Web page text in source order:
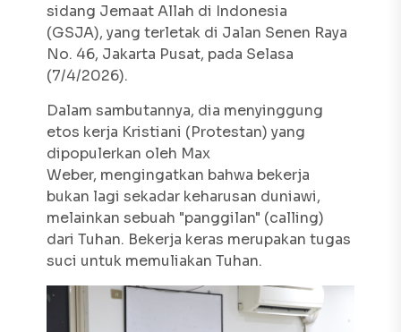
sidang Jemaat Allah di Indonesia
(GSJA), yang terletak di Jalan Senen Raya
No. 46, Jakarta Pusat, pada Selasa
(7/4/2026).
Dalam sambutannya, dia menyinggung
etos kerja Kristiani (Protestan) yang
dipopulerkan oleh Max
Weber, mengingatkan bahwa bekerja
bukan lagi sekadar keharusan duniawi,
melainkan sebuah "panggilan" (calling)
dari Tuhan. Bekerja keras merupakan tugas
suci untuk memuliakan Tuhan.